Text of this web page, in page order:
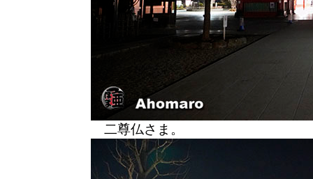
二尊仏さま。